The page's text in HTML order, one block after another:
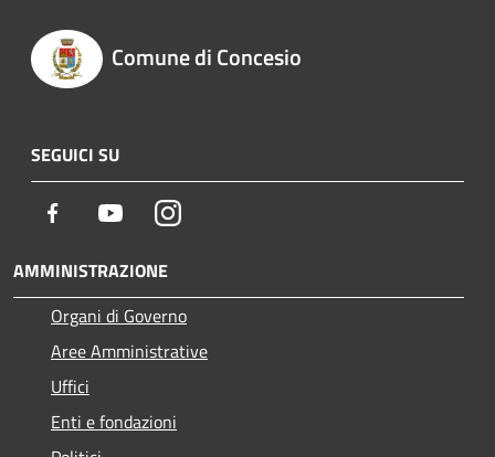
Comune di Concesio
SEGUICI SU
Facebook YoutubeInstagram
AMMINISTRAZIONE
Organi di Governo
Aree Amministrative
Uffici
Enti e fondazioni